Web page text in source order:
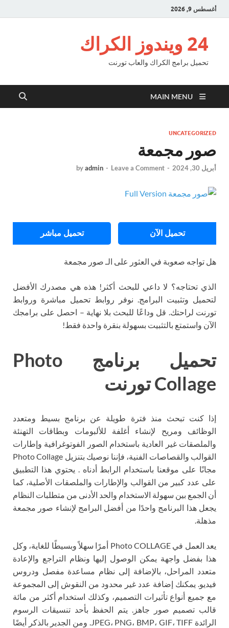
أغسطس 9, 2026
24 ويندوز الكراك
تحميل برامج الكراك والعاب تورنت
MAIN MENU
UNCATEGORIZED
صور مجمعة
أبريل 30, 2024 -
byadmin - Leave a Comment
تحميل الآن تحميل مباشر
هل تواجه صعوبة في العثور على الـ صور مجمعة
الذي تحتاجه؟ لا داعي للبحث أكثر! هذه هي مصدرك الأفضل
لتحميل وتثبيت البرامج. نوفر روابط تحميل مباشرة وروابط
تورنت لراحتك. قل وداعًا للبحث بلا نهاية – احصل على برامجك
الآن واستمتع بالتثبيت بسهولة بنقرة واحدة فقط!
تحميل برنامج Photo
Collage تورنت
إذا كنت تبحث منذ فترة طويلة عن برنامج بسيط ومتعدد
الوظائف ومريح لإنشاء أغلفة للألبومات وبطاقات التهنئة
والملصقات غير العادية باستخدام الصور الفوتوغرافية وإطارات
القوالب والقصاصات الفنية، فإننا نوصيك بتنزيل Photo Collage
مجانًا على موقعنا باستخدام الرابط أدناه . يحتوي هذا التطبيق
على عدد كبير من القوالب والإطارات والملصقات الأصلية، كما
أن الجمع بين سهولة الاستخدام والحد الأدنى من متطلبات النظام
يجعل هذا البرنامج واحدًا من أفضل البرامج لإنشاء صور مجمعة
مذهلة.
يعد العمل في Photo COLLAGE أمرًا سهلاً وبسيطًا للغاية، وكل
هذا بفضل واجهة يمكن الوصول إليها ونظام التراجع والإعادة
متعدد المراحل، بالإضافة إلى نظام مساعدة مفصل ودروس
فيديو. يمكنك إضافة عدد غير محدود من النقوش إلى المجموعة
مع جميع أنواع تأثيرات التصميم، وكذلك استخدام أكثر من مائة
قالب تصميم صور جاهز. يتم الحفظ بأحد تنسيقات الرسوم
الرائدة JPEG، PNG، BMP، GIF، TIFF. ومن الجدير بالذكر أيضًا